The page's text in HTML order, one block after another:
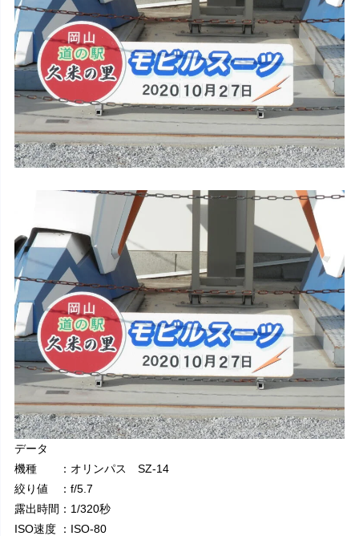
データ
機種 ：オリンパス SZ-14
絞り値 ：f/5.7
露出時間：1/320秒
ISO速度 ：ISO-80